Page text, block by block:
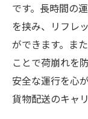
です。長時間の
を挟み、リフレ
ができます。ま
ことで荷崩れを
安全な運行を心
貨物配送のキャ